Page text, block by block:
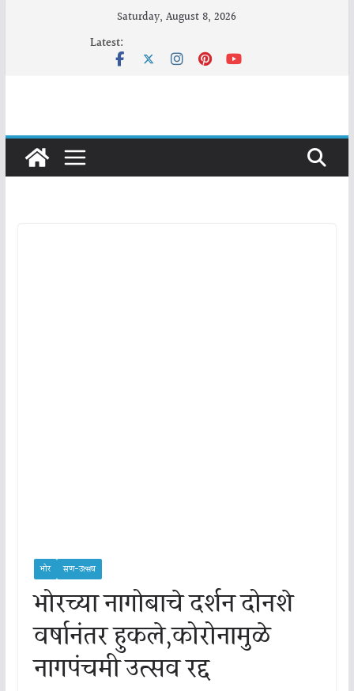
Saturday, August 8, 2026
Latest:
भोर सण-उत्सव
भोरच्या नागोबाचे दर्शन दोनशे
वर्षानंतर हुकले,कोरोनामुळे
नागपंचमी उत्सव रद्द